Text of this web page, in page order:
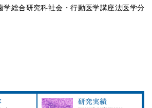
学総合研究科社会・行動医学講座法医学分